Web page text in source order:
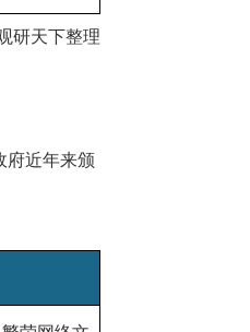
研天下整理
府近年来颁